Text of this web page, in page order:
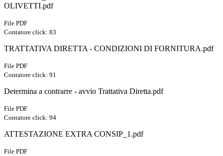
OLIVETTI.pdf
File PDF
Contatore click: 83
TRATTATIVA DIRETTA - CONDIZIONI DI FORNITURA.pdf
File PDF
Contatore click: 91
Determina a contrarre - avvio Trattativa Diretta.pdf
File PDF
Contatore click: 94
ATTESTAZIONE EXTRA CONSIP_1.pdf
File PDF